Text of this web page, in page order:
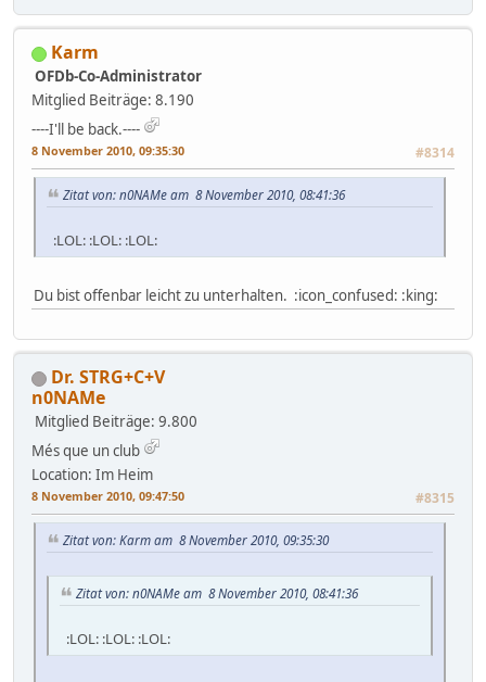
Karm
OFDb-Co-Administrator
Mitglied Beiträge: 8.190
----I'll be back.----
8 November 2010, 09:35:30 #8314
Zitat von: n0NAMe am 8 November 2010, 08:41:36
:LOL: :LOL: :LOL:
Du bist offenbar leicht zu unterhalten. :icon_confused: :king:
Dr. STRG+C+V
n0NAMe
Mitglied Beiträge: 9.800
Més que un club
Location: Im Heim
8 November 2010, 09:47:50 #8315
Zitat von: Karm am 8 November 2010, 09:35:30
Zitat von: n0NAMe am 8 November 2010, 08:41:36
:LOL: :LOL: :LOL: